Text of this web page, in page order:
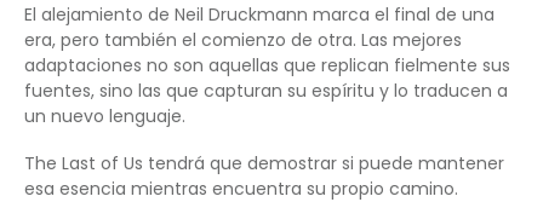
El alejamiento de Neil Druckmann marca el final de una
era, pero también el comienzo de otra. Las mejores
adaptaciones no son aquellas que replican fielmente sus
fuentes, sino las que capturan su espíritu y lo traducen a
un nuevo lenguaje.
The Last of Us tendrá que demostrar si puede mantener
esa esencia mientras encuentra su propio camino.